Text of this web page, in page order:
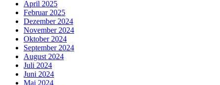
April 2025
Februar 2025
Dezember 2024
November 2024
Oktober 2024
September 2024
August 2024
Juli 2024
Juni 2024
Mai 2024